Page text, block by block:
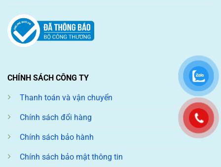
CHÍNH SÁCH CÔNG TY
Thanh toán và vận chuyển
Chính sách đổi hàng
Chính sách bảo hành
Chính sách bảo mật thông tin